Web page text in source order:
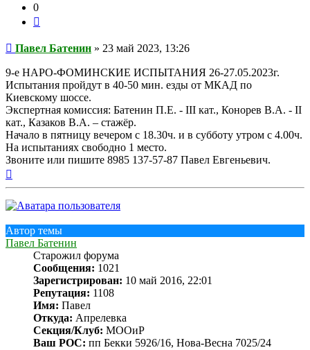
0
Сообщение
Павел Батенин » 23 май 2023, 13:26
9-е НАРО-ФОМИНСКИЕ ИСПЫТАНИЯ 26-27.05.2023г.
Испытания пройдут в 40-50 мин. езды от МКАД по
Киевскому шоссе.
Экспертная комиссия: Батенин П.Е. - III кат., Конорев В.А. - II
кат., Казаков В.А. – стажёр.
Начало в пятницу вечером с 18.30ч. и в субботу утром с 4.00ч.
На испытаниях свободно 1 место.
Звоните или пишите 8985 137-57-87 Павел Евгеньевич.
Автор темы
Павел Батенин
Старожил форума
Сообщения: 1021
Зарегистрирован: 10 май 2016, 22:01
Репутация: 1108
Имя: Павел
Откуда: Апрелевка
Секция/Клуб: МООиР
Ваш РОС: пп Бекки 5926/16, Нова-Весна 7025/24